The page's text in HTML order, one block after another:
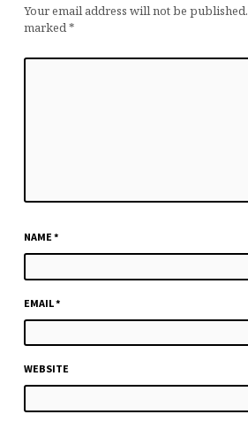
Your email address will not be published.
marked*
NAME*
EMAIL*
WEBSITE